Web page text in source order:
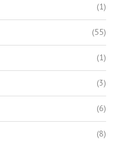
(1)
(55)
(1)
(3)
(6)
(8)